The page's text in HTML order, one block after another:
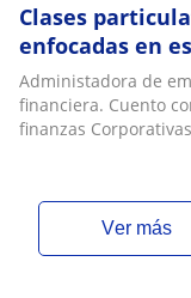
Clases
enfocadas en
personales
Administadora de
financiera. Cuento
finanzas
ver más